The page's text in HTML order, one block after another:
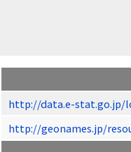
http://data.e-stat.go.jp/
http://geonames.jp/